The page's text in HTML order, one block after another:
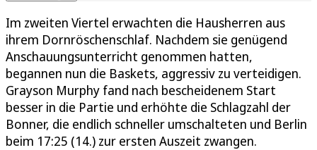
Im zweiten Viertel erwachten die Hausherren aus
ihrem Dornröschenschlaf. Nachdem sie genügend
Anschauungsunterricht genommen hatten,
begannen nun die Baskets, aggressiv zu verteidigen.
Grayson Murphy fand nach bescheidenem Start
besser in die Partie und erhöhte die Schlagzahl der
Bonner, die endlich schneller umschalteten und Berlin
beim 17:25 (14.) zur ersten Auszeit zwangen.